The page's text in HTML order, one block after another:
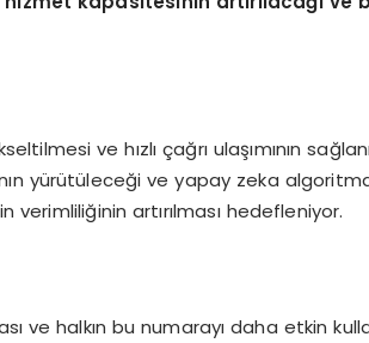
ve hızlı çağrı ulaşımının
yürütüleceği ve yapay zeka
artırılması hedefleniyor.
ve halkın bu numarayı daha etkin